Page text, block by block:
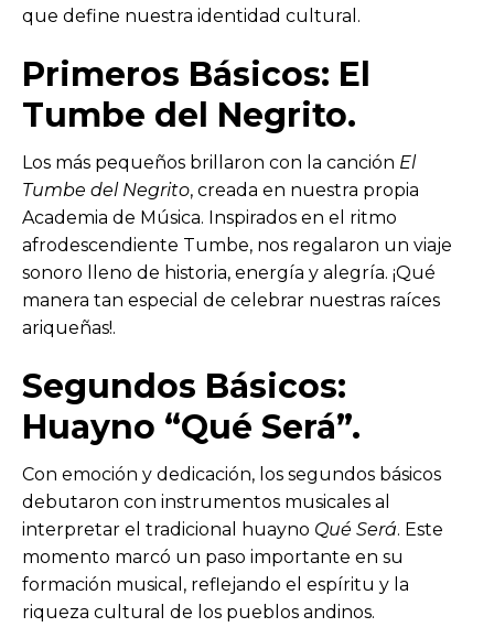
que define nuestra identidad cultural.
Primeros Básicos: El
Tumbe del Negrito.
Los más pequeños brillaron con la canción El
Tumbe del Negrito, creada en nuestra propia
Academia de Música. Inspirados en el ritmo
afrodescendiente Tumbe, nos regalaron un viaje
sonoro lleno de historia, energía y alegría. ¡Qué
manera tan especial de celebrar nuestras raíces
ariqueñas!.
Segundos Básicos:
Huayno “Qué Será”.
Con emoción y dedicación, los segundos básicos
debutaron con instrumentos musicales al
interpretar el tradicional huayno Qué Será. Este
momento marcó un paso importante en su
formación musical, reflejando el espíritu y la
riqueza cultural de los pueblos andinos.